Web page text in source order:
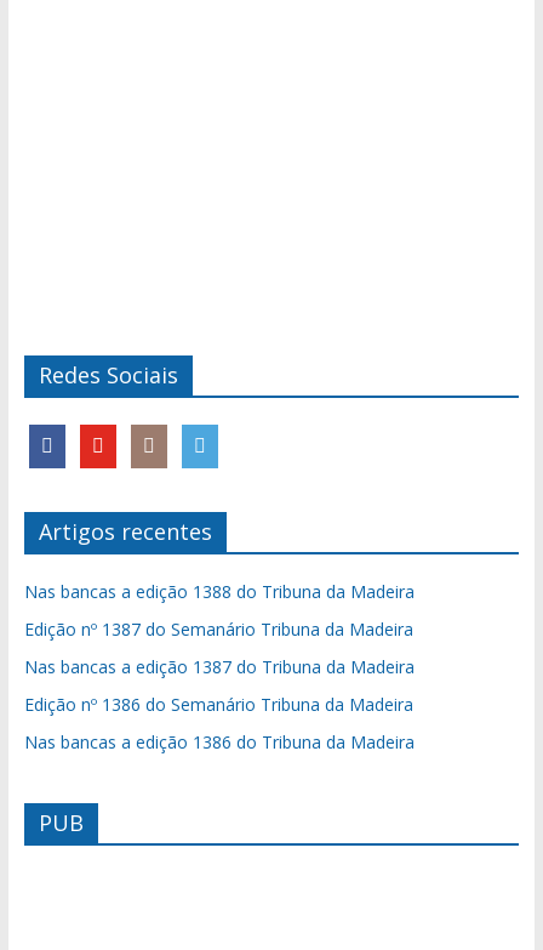
Redes Sociais
Artigos recentes
Nas bancas a edição 1388 do Tribuna da Madeira
Edição nº 1387 do Semanário Tribuna da Madeira
Nas bancas a edição 1387 do Tribuna da Madeira
Edição nº 1386 do Semanário Tribuna da Madeira
Nas bancas a edição 1386 do Tribuna da Madeira
PUB